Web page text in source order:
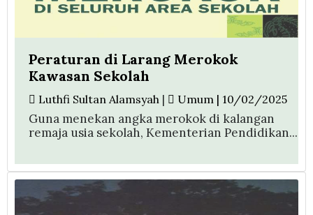
Peraturan di Larang Merokok
Kawasan Sekolah
Luthfi Sultan Alamsyah | Umum | 10/02/2025
Guna menekan angka merokok di kalangan
remaja usia sekolah, Kementerian Pendidikan...